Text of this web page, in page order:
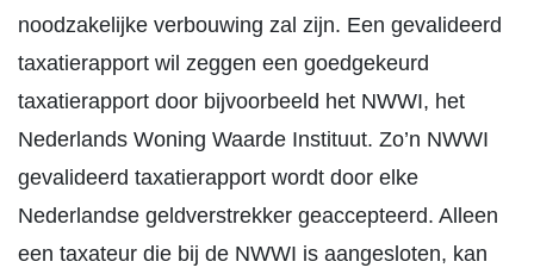
noodzakelijke verbouwing zal zijn. Een gevalideerd
taxatierapport wil zeggen een goedgekeurd
taxatierapport door bijvoorbeeld het NWWI, het
Nederlands Woning Waarde Instituut. Zo’n NWWI
gevalideerd taxatierapport wordt door elke
Nederlandse geldverstrekker geaccepteerd. Alleen
een taxateur die bij de NWWI is aangesloten, kan